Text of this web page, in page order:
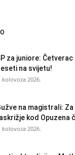
za juniore:
na svijetu!
kolovoza 2026.
na magistrali:
kod Opuzena
kolovoza 2026.